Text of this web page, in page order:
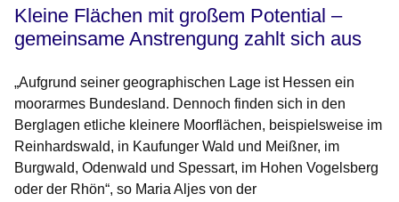
Kleine Flächen mit großem Potential –
gemeinsame Anstrengung zahlt sich aus
„Aufgrund seiner geographischen Lage ist Hessen ein
moorarmes Bundesland. Dennoch finden sich in den
Berglagen etliche kleinere Moorflächen, beispielsweise im
Reinhardswald, in Kaufunger Wald und Meißner, im
Burgwald, Odenwald und Spessart, im Hohen Vogelsberg
oder der Rhön“, so Maria Aljes von der